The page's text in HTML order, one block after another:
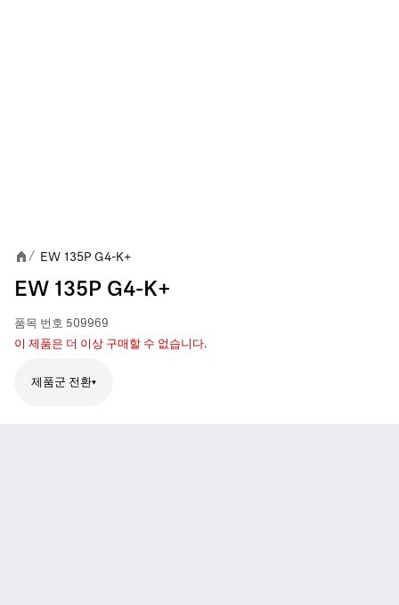
/ EW 135P G4-K+
EW 135P G4-K+
품목 번호 509969
이 제품은 더 이상 구매할 수 없습니다.
제품군 전환